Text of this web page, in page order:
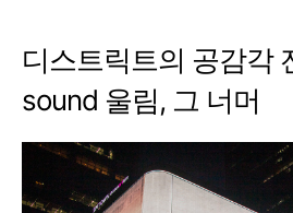
디스트릭트의 공감각
sound 울림, 그 너머